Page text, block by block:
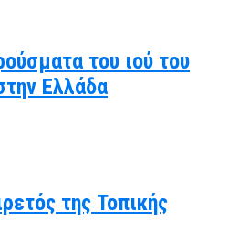
του ιού του
Ελλάδα
της Τοπικής